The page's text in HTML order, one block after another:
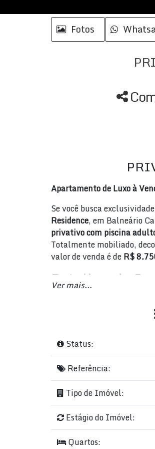
Fotos
Apartamento de Luxo à
Se você busca
Residence, em Balneário
privativo com piscina
Totalmente mobiliado,
valor de venda é deR$
Detalhes do
Banheiros
Salas: 2 ambientes
Vagas de garagem
Terraço privativo
Estrutura e
Condomínio de alto
Academia completa e
Acesso para deficientes
Ver mais...
Status:
Referência:
Tipo de Imóvel:
Estágio do Imóvel:
Quartos: